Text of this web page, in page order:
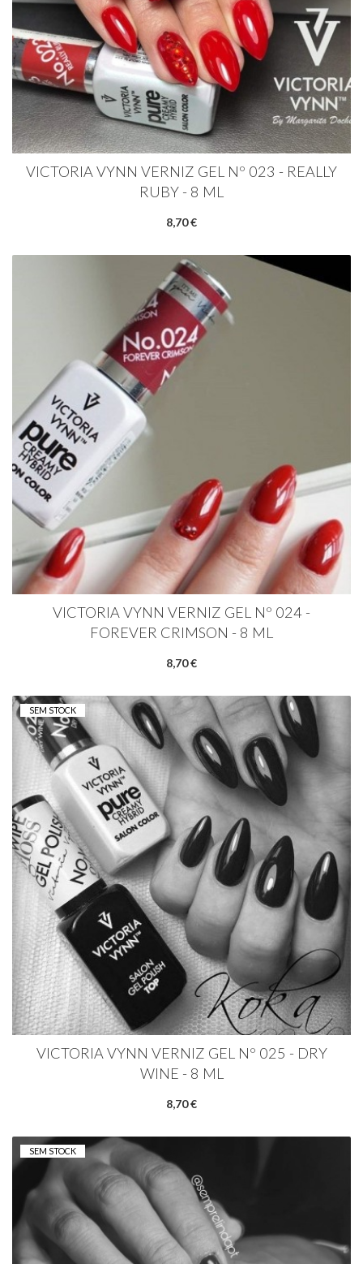
VICTORIA VYNN VERNIZ GEL Nº 023 - REALLY
RUBY - 8 ML
8,70 €
VICTORIA VYNN VERNIZ GEL Nº 024 -
FOREVER CRIMSON - 8 ML
8,70 €
SEM STOCK
VICTORIA VYNN VERNIZ GEL Nº 025 - DRY
WINE - 8 ML
8,70 €
SEM STOCK